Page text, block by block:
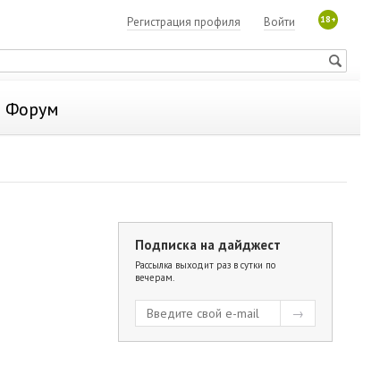
18+
Войти
Регистрация профиля
Форум
Подписка на дайджест
Рассылка выходит раз в сутки по
вечерам.